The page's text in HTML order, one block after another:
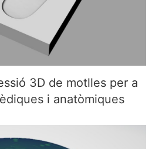
3D de motlles per a
i anatòmiques